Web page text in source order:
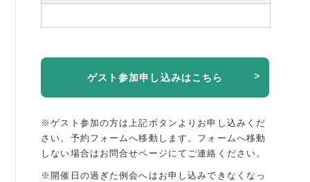
ゲスト参加申し込みはこちら
※ゲスト参加の方は上記ボタンよりお申し込みくだ
さい。予約フォームへ移動します。 フォームへ移動
しない場合はお問合せページにてご連絡ください。
※開催日の過ぎた例会へはお申し込みできなくなっ